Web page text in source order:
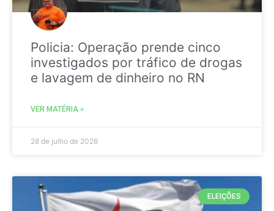
Policia: Operação prende cinco
investigados por tráfico de drogas
e lavagem de dinheiro no RN
VER MATÉRIA »
28 de julho de 2026
ELEIÇÕES